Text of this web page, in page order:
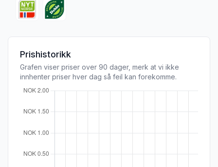
Prishistorikk
Grafen viser priser over 90 dager, merk at vi ikke
innhenter priser hver dag så feil kan forekomme.